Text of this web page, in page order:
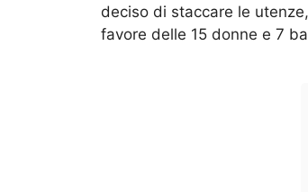
deciso di staccare le utenze,
favore delle 15 donne e 7